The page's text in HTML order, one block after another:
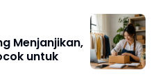
Menjanjikan,
untuk